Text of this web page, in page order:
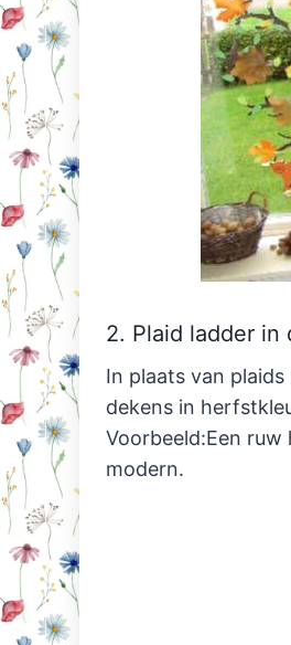
2. Plaid ladder in
In plaats van
dekens in
Voorbeeld:Een
modern.